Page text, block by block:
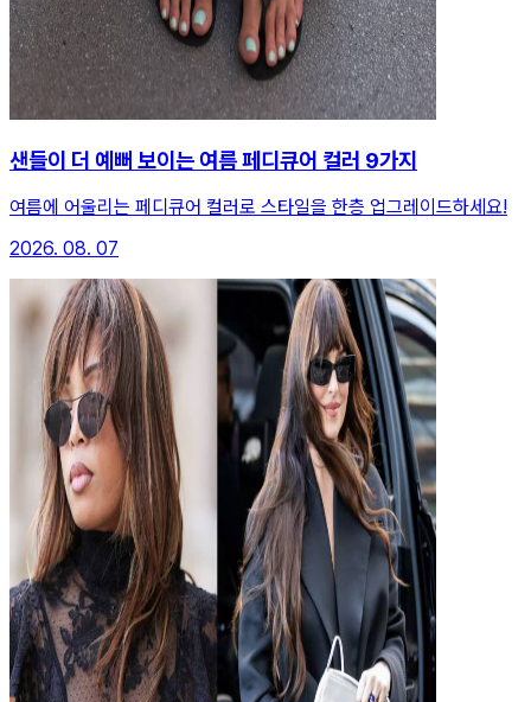
샌들이 더 예뻐 보이는 여름 페디큐어 컬러 9가지
여름에 어울리는 페디큐어 컬러로 스타일을 한층 업그레이드하세요!
2026. 08. 07